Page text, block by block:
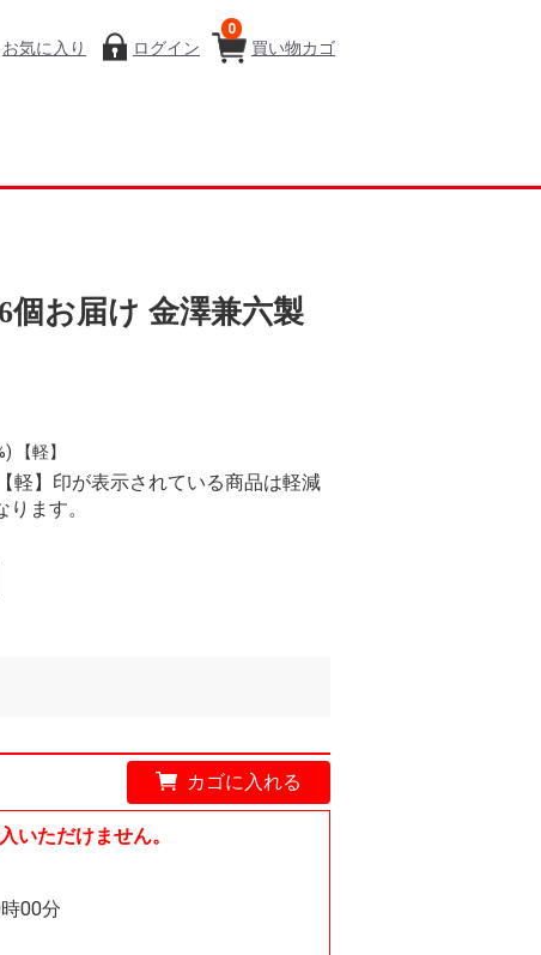
買い物カゴ
0
お気に入り ログイン
個お届け 金澤兼六製
【軽】
軽】印が表示されている商品は軽減
ます。
カゴに入れる
いただけません。
00分